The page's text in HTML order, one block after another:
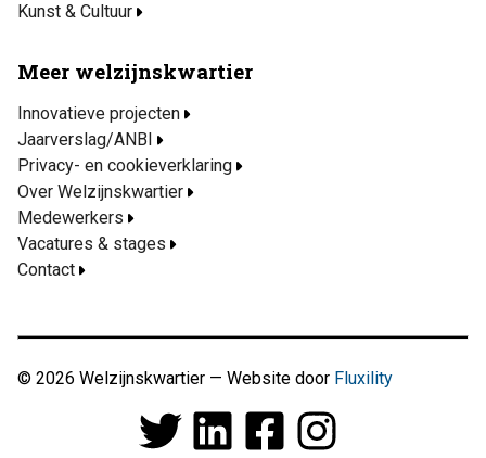
Kunst & Cultuur
Meer welzijnskwartier
Innovatieve projecten
Jaarverslag/ANBI
Privacy- en cookieverklaring
Over Welzijnskwartier
Medewerkers
Vacatures & stages
Contact
© 2026 Welzijnskwartier — Website door Fluxility